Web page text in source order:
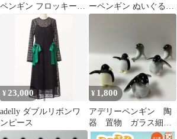
ペンギン フロッキーソ
ーペンギン ぬいぐるみ
ウインク ペンスタ 限定
¥ 23,000
adelly ダブルリボンワ
ンピース
¥ 1,800
アデリーペンギン 陶
器 置物 ガラス細
工 イルカ